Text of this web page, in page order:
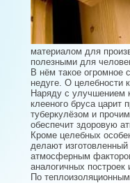
материалом для
полезными для
В нём такое огромное
недуге. О целебности
Наряду с улучшением
клееного бруса царит
туберкулёзом и
обеспечит здоровую
Кроме целебных
делают
атмосферным
аналогичных
По